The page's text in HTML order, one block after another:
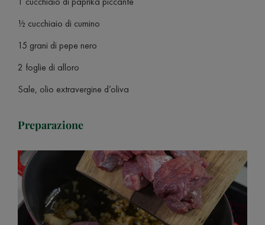
½ cucchiaio di cumino
15 grani di pepe nero
2 foglie di alloro
Sale, olio extravergine d’oliva
Preparazione